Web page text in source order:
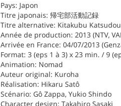
Pays: Japon
Titre japonais: 帰宅部活動記録
Titre alternative: Kitakubu
Année de production: 2013 (NTV,
Arrivée en France: 04/07/2013
Format: 3 (eps 1 à 3) x 23 min. / 9
Animation: Nomad
Auteur original: Kuroha
Réalisation: Hikaru Satô
Scénario: Gô Zappa, Yukio Shindo
Character design: Takahiro Sasaki